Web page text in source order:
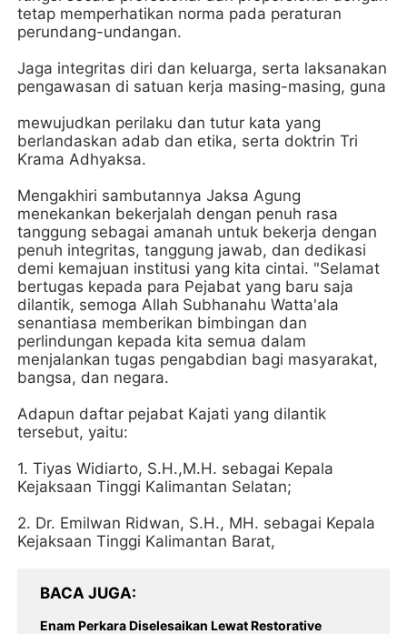
tetap memperhatikan norma pada peraturan
perundang-undangan.
Jaga integritas diri dan keluarga, serta laksanakan
pengawasan di satuan kerja masing-masing, guna
mewujudkan perilaku dan tutur kata yang
berlandaskan adab dan etika, serta doktrin Tri
Krama Adhyaksa.
Mengakhiri sambutannya Jaksa Agung
menekankan bekerjalah dengan penuh rasa
tanggung sebagai amanah untuk bekerja dengan
penuh integritas, tanggung jawab, dan dedikasi
demi kemajuan institusi yang kita cintai. "Selamat
bertugas kepada para Pejabat yang baru saja
dilantik, semoga Allah Subhanahu Watta'ala
senantiasa memberikan bimbingan dan
perlindungan kepada kita semua dalam
menjalankan tugas pengabdian bagi masyarakat,
bangsa, dan negara.
Adapun daftar pejabat Kajati yang dilantik
tersebut, yaitu:
1. Tiyas Widiarto, S.H.,M.H. sebagai Kepala
Kejaksaan Tinggi Kalimantan Selatan;
2. Dr. Emilwan Ridwan, S.H., MH. sebagai Kepala
Kejaksaan Tinggi Kalimantan Barat,
BACA JUGA
Enam Perkara Diselesaikan Lewat Restorative